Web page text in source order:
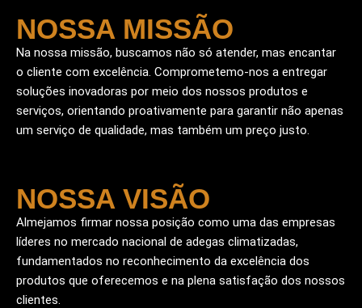
NOSSA MISSÃO
Na nossa missão, buscamos não só atender, mas encantar
o cliente com excelência. Comprometemo-nos a entregar
soluções inovadoras por meio dos nossos produtos e
serviços, orientando proativamente para garantir não apenas
um serviço de qualidade, mas também um preço justo.
NOSSA VISÃO
Almejamos firmar nossa posição como uma das empresas
líderes no mercado nacional de adegas climatizadas,
fundamentados no reconhecimento da excelência dos
produtos que oferecemos e na plena satisfação dos nossos
clientes.